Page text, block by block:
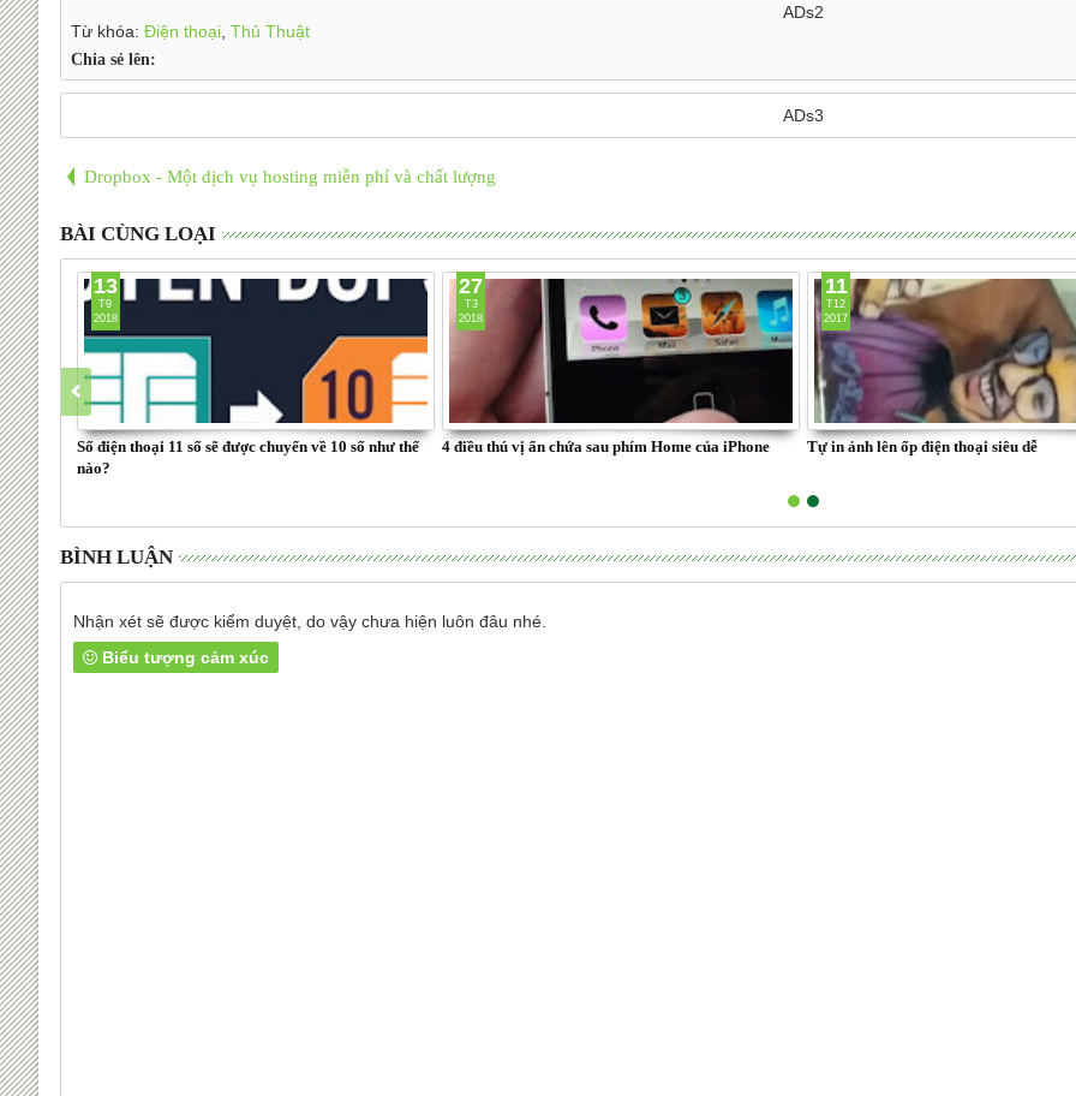
ADs2
Từ khóa: Điện thoại, Thủ Thuật
Chia sẻ lên:
ADs3
Dropbox - Một dịch vụ hosting miễn phí và chất lượng
BÀI CÙNG LOẠI
Số điện thoại 11 số sẽ được chuyển về 10 số như thế
nào?
13
T9
2018
4 điều thú vị ẩn chứa sau phím Home của iPhone
27
T3
2018
Tự in ảnh lên ốp điện thoại siêu dễ
11
T12
2017
BÌNH LUẬN
Nhận xét sẽ được kiểm duyệt, do vậy chưa hiện luôn đâu nhé.
Biểu tượng cảm xúc